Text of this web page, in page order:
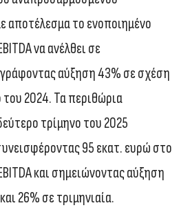
αποτέλεσμα το ενοποιημένο
να ανέλθει σε
αύξηση 43% σε σχέση
2024. Τα περιθώρια
τρίμηνο του 2025
95 εκατ. ευρώ στο
και σημειώνοντας αύξηση
26% σε τριμηνιαία.